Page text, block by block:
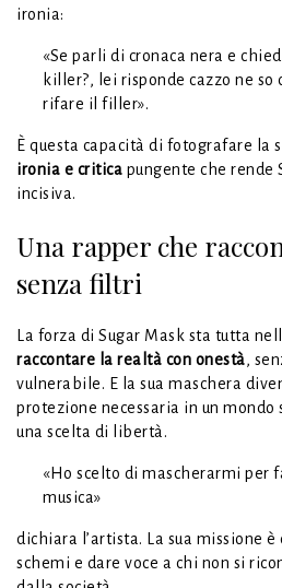
ironia:
«Se parli di cronaca nera e
killer?, lei risponde cazzo ne so
rifare il filler».
È questa capacità di fotografare la
ironia e critica pungente che rende
incisiva.
Una rapper che
senza filtri
La forza di Sugar Mask sta tutta
raccontare la realtà con onestà,
vulnerabile. E la sua maschera
protezione necessaria in un mondo
una scelta di libertà.
«Ho scelto di mascherarmi per
musica»
dichiara l’artista. La sua missione
schemi e dare voce a chi non si